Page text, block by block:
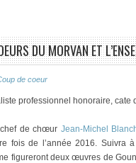
DU MORVAN ET
de coeur
professionnel honoraire, cate
de chœur Jean-Michel
fois de l’année 2016. Suivra
figureront deux œuvres de